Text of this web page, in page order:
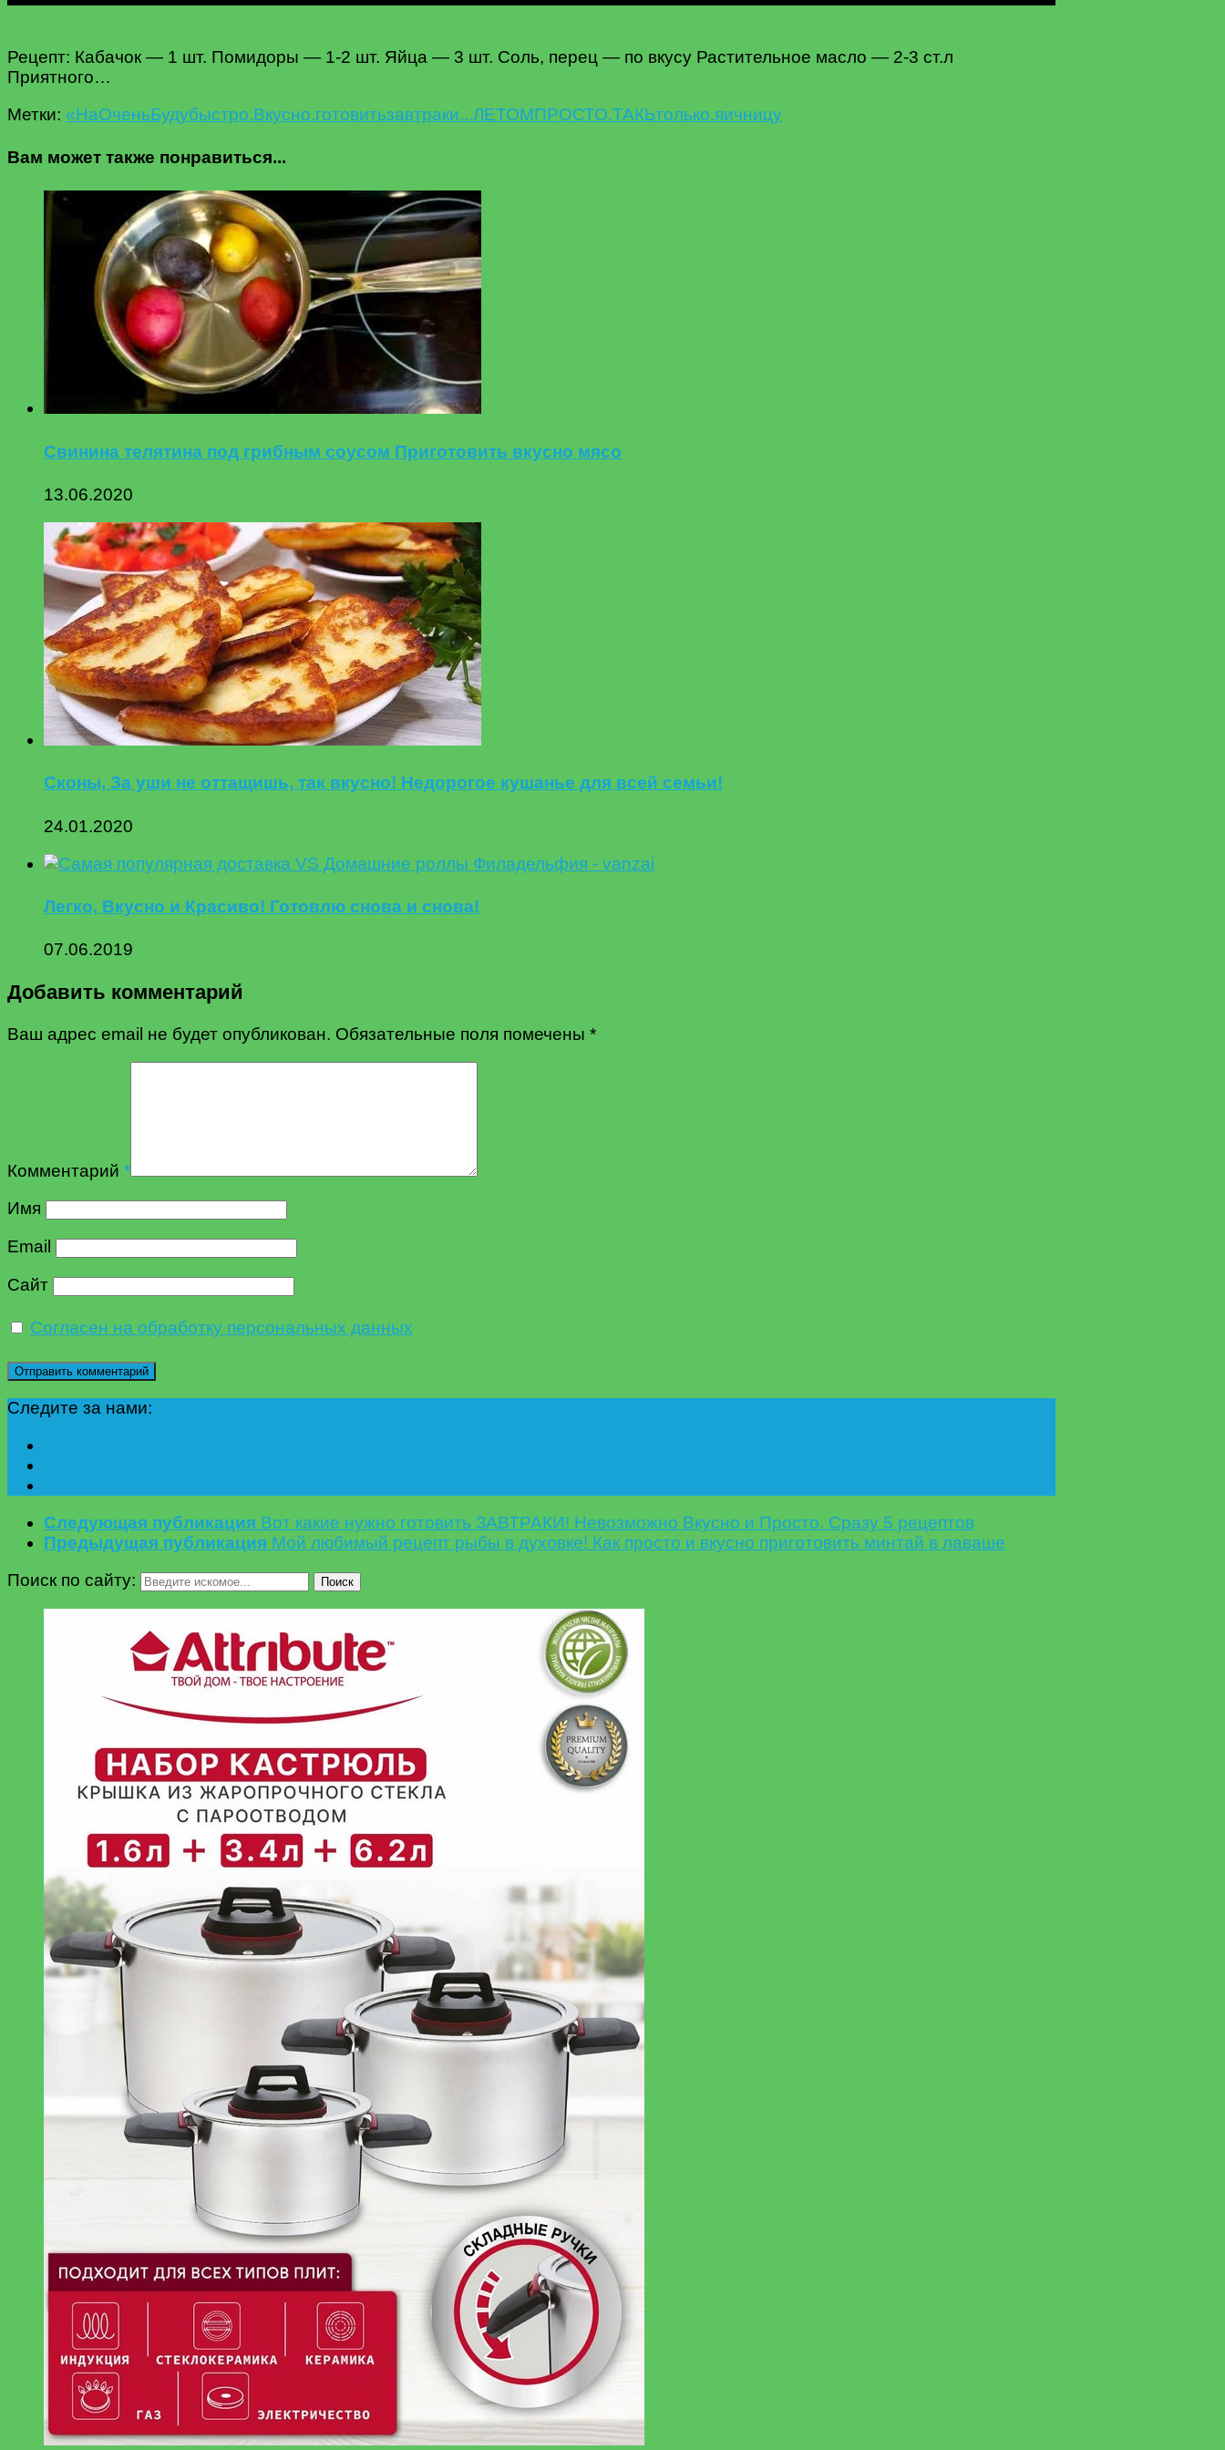
Рецепт: Кабачок — 1 шт. Помидоры — 1-2 шт. Яйца — 3 шт. Соль, перец — по вкусу Растительное масло — 2-3 ст.л
Приятного…
Метки: «НаOченьБудубыстро.Вкусно.готовитьзавтраки...ЛЕТОМПРОСТО.ТАКЬтолько.яичницу
Вам может также понравиться...
Свинина телятина под грибным соусом Приготовить вкусно мясо
13.06.2020
Сконы, За уши не оттащишь, так вкусно! Недорогое кушанье для всей семьи!
24.01.2020
Легко, Вкусно и Красиво! Готовлю снова и снова!
07.06.2019
Добавить комментарий
Ваш адрес email не будет опубликован. Обязательные поля помечены *
Комментарий *
Имя
Email
Сайт
Согласен на обработку персональных данных
Следите за нами:
Следующая публикация Вот какие нужно готовить ЗАВТРАКИ! Невозможно Вкусно и Просто. Сразу 5 рецептов
Предыдущая публикация Мой любимый рецепт рыбы в духовке! Как просто и вкусно приготовить минтай в лаваше
Поиск по сайту:
Поиск